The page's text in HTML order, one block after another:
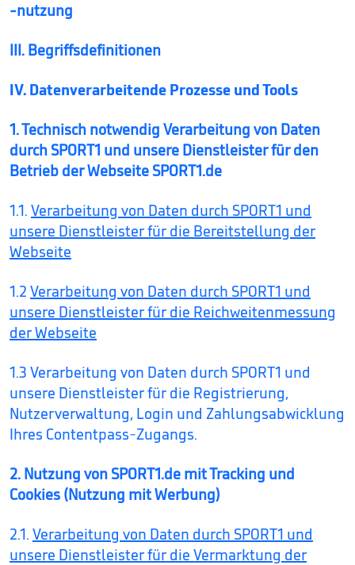
-nutzung
III. Begriffsdefinitionen
IV. Datenverarbeitende Prozesse und Tools
1. Technisch notwendig Verarbeitung von Daten
durch SPORT1 und unsere Dienstleister für den
Betrieb der Webseite SPORT1.de
1.1. Verarbeitung von Daten durch SPORT1 und
unsere Dienstleister für die Bereitstellung der
Webseite
1.2 Verarbeitung von Daten durch SPORT1 und
unsere Dienstleister für die Reichweitenmessung
der Webseite
1.3 Verarbeitung von Daten durch SPORT1 und
unsere Dienstleister für die Registrierung,
Nutzerverwaltung, Login und Zahlungsabwicklung
Ihres Contentpass-Zugangs.
2. Nutzung von SPORT1.de mit Tracking und
Cookies (Nutzung mit Werbung)
2.1. Verarbeitung von Daten durch SPORT1 und
unsere Dienstleister für die Vermarktung der